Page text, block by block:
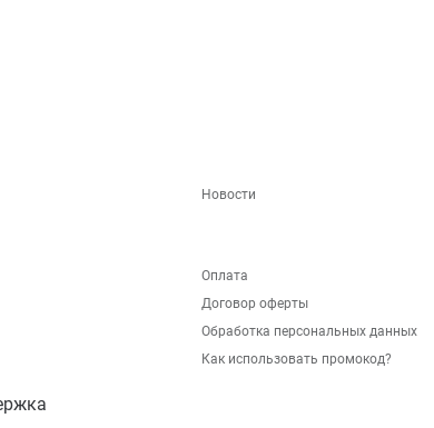
Новости
Оплата
Договор оферты
Обработка персональных данных
Как использовать промокод?